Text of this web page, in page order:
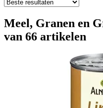
Meel, Granen en
van 66 artikelen